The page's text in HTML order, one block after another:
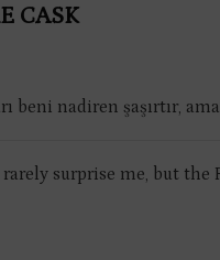
CASK
beni nadiren şaşırtır,
surprise me, but the